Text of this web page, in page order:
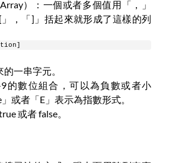
）：一個或者多個值用「，」
，「]」括起來就形成了這樣的列
一串字元。
的數位組合，可以為負數或者小
或者「E」表示為指數形式。
或者 false。